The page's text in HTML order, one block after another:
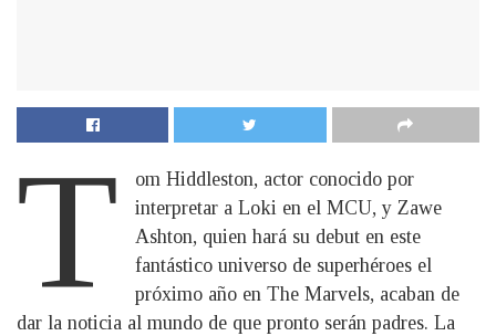
T
om Hiddleston, actor conocido por
interpretar a Loki en el MCU, y Zawe
Ashton, quien hará su debut en este
fantástico universo de superhéroes el
próximo año en The Marvels, acaban de
dar la noticia al mundo de que pronto serán padres. La